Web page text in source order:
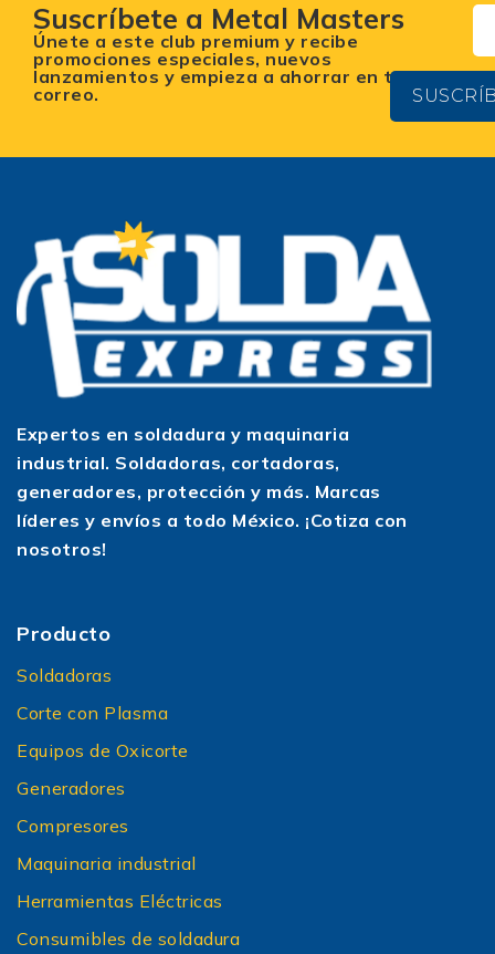
Suscríbete a Metal Masters
Únete a este club premium y recibe
promociones especiales, nuevos
lanzamientos y empieza a ahorrar en tu
correo.
Expertos en soldadura y maquinaria
industrial. Soldadoras, cortadoras,
generadores, protección y más. Marcas
líderes y envíos a todo México. ¡Cotiza con
nosotros!
Producto
Soldadoras
Corte con Plasma
Equipos de Oxicorte
Generadores
Compresores
Maquinaria industrial
Herramientas Eléctricas
Consumibles de soldadura